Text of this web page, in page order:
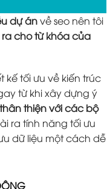
dự ánvề seo nên tôi
cho từ khóa của
tối ưu về kiến trúc
từ khi xây dựng ý
thiện với các bộ
ra tính năng tối ưu
dữ liệu một cách dễ